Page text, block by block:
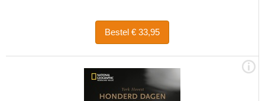
Bestel € 33,95